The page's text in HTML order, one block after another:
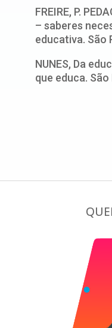
FREIRE, P.
– saberes
educativa. São
NUNES, Da
que educa.